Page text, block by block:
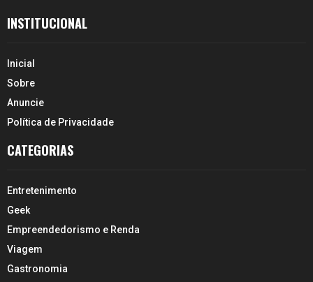
INSTITUCIONAL
Inicial
Sobre
Anuncie
Política de Privacidade
CATEGORIAS
Entretenimento
Geek
Empreendedorismo e Renda
Viagem
Gastronomia